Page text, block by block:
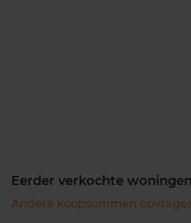
Eerder verkochte
Andere koopsommen